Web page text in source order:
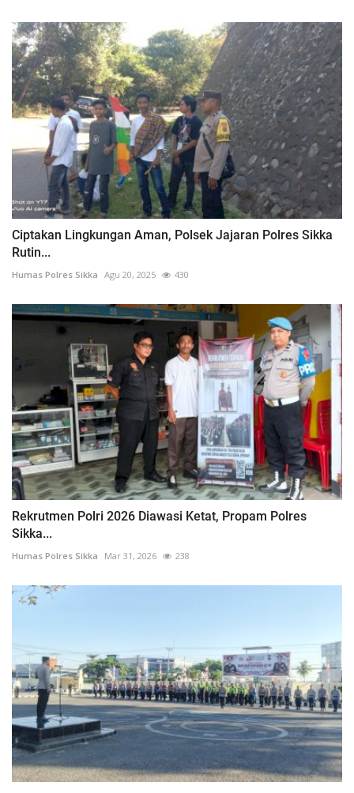
Ciptakan Lingkungan Aman, Polsek Jajaran Polres Sikka
Rutin...
Humas Polres Sikka Agu 20, 2025 430
Rekrutmen Polri 2026 Diawasi Ketat, Propam Polres
Sikka...
Humas Polres Sikka Mar 31, 2026 238